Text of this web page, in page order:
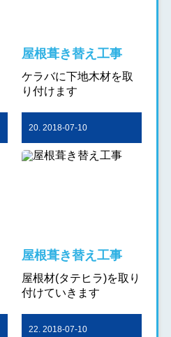
屋根葺き替え工事
ケラバに下地木材を取
り付けます
20. 2018-07-10
屋根葺き替え工事
屋根材(タテヒラ)を取り
付けていきます
22. 2018-07-10